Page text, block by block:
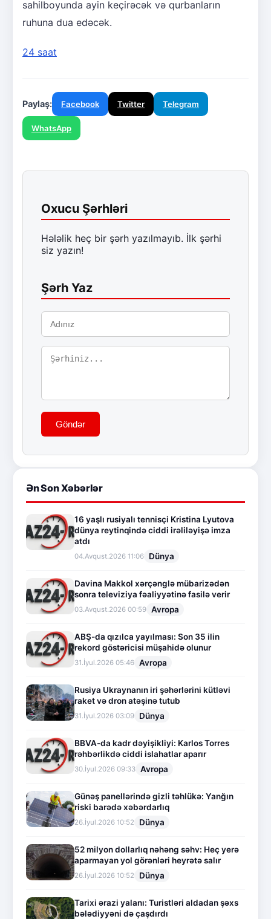
sahilboyunda ayin keçirəcək və qurbanların
ruhuna dua edəcək.
24 saat
Paylaş: Facebook Twitter Telegram
WhatsApp
Oxucu Şərhləri
Hələlik heç bir şərh yazılmayıb. İlk şərhi
siz yazın!
Şərh Yaz
Göndər
Ən Son Xəbərlər
16 yaşlı rusiyalı tennisçi Kristina Lyutova
dünya reytinqində ciddi irəliləyişə imza
atdı
04.Avqust.2026 11:06 Dünya
Davina Makkol xərçənglə mübarizədən
sonra televiziya fəaliyyətinə fasilə verir
03.Avqust.2026 00:59 Avropa
ABŞ-da qızılca yayılması: Son 35 ilin
rekord göstəricisi müşahidə olunur
31.İyul.2026 05:46 Avropa
Rusiya Ukraynanın iri şəhərlərini kütləvi
raket və dron atəşinə tutub
31.İyul.2026 03:09 Dünya
BBVA-da kadr dəyişikliyi: Karlos Torres
rəhbərlikdə ciddi islahatlar aparır
30.İyul.2026 09:33 Avropa
Günəş panellərində gizli təhlükə: Yanğın
riski barədə xəbərdarlıq
26.İyul.2026 10:52 Dünya
52 milyon dollarlıq nəhəng səhv: Heç yerə
aparmayan yol görənləri heyrətə salır
26.İyul.2026 10:52 Dünya
Tarixi ərazi yalanı: Turistləri aldadan şəxs
bələdiyyəni də çaşdırdı